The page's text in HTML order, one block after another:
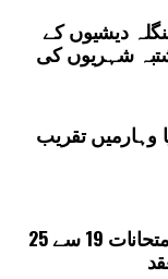
دیشیوں کے
تیز، 175 مشتبہ شہریوں کی
وہارمیں تقریب
فوقانیہ اور مولوی کےامتحانات 19 سے 25